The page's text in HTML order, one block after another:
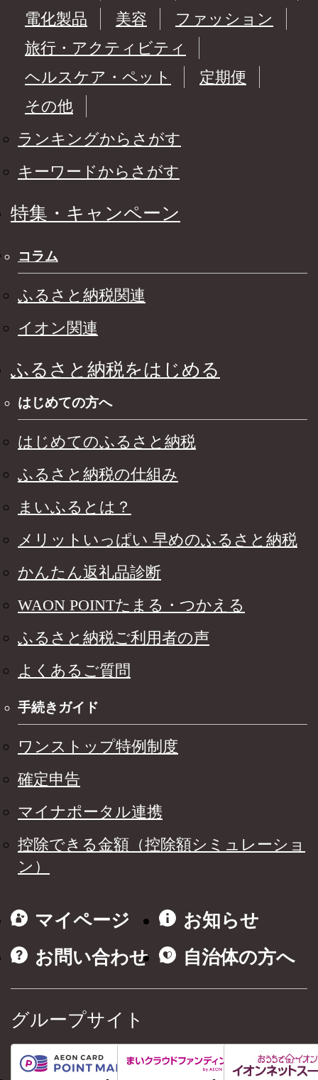
電化製品
美容
ファッション
旅行・アクティビティ
ヘルスケア・ペット
定期便
その他
ランキングからさがす
キーワードからさがす
特集・キャンペーン
コラム
ふるさと納税関連
イオン関連
ふるさと納税をはじめる
はじめての方へ
はじめてのふるさと納税
ふるさと納税の仕組み
まいふるとは？
メリットいっぱい 早めのふるさと納税
かんたん返礼品診断
WAON POINTたまる・つかえる
ふるさと納税ご利用者の声
よくあるご質問
手続きガイド
ワンストップ特例制度
確定申告
マイナポータル連携
控除できる金額（控除額シミュレーショ
ン）
マイページ
お知らせ
お問い合わせ
自治体の方へ
グループサイト